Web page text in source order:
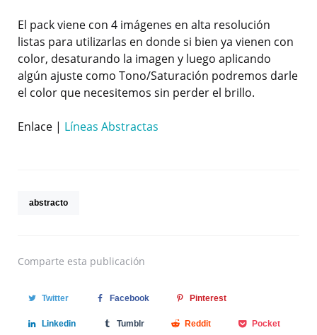
El pack viene con 4 imágenes en alta resolución
listas para utilizarlas en donde si bien ya vienen con
color, desaturando la imagen y luego aplicando
algún ajuste como Tono/Saturación podremos darle
el color que necesitemos sin perder el brillo.
Enlace | Líneas Abstractas
abstracto
Comparte esta publicación
Twitter Facebook Pinterest
Linkedin Tumblr Reddit Pocket